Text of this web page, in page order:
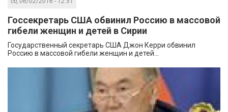
Госсекретарь США обвинил Россию в массовой
гибели женщин и детей в Сирии
Государственный секретарь США Джон Керри обвинил
Россию в массовой гибели женщин и детей...